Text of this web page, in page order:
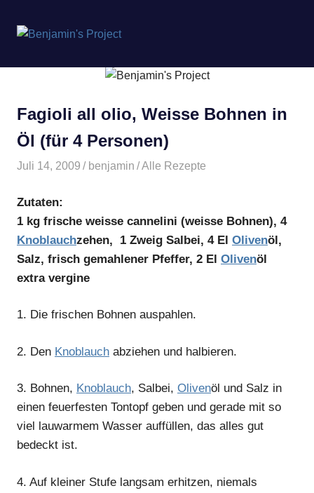
springen
Project
Fagioli all olio, Weisse Bohnen in
Öl (für 4 Personen)
Juli 14, 2009 benjamin Alle Rezepte
Zutaten:
1 kg frische weisse cannelini (weisse Bohnen), 4
Knoblauchzehen, 1 Zweig Salbei, 4 El Olivenöl,
Salz, frisch gemahlener Pfeffer, 2 El Olivenöl
extra vergine
1. Die frischen Bohnen auspahlen.
2. Den Knoblauch abziehen und halbieren.
3. Bohnen, Knoblauch, Salbei, Olivenöl und Salz in
einen feuerfesten Tontopf geben und gerade mit so
viel lauwarmem Wasser auffüllen, das alles gut
bedeckt ist.
4. Auf kleiner Stufe langsam erhitzen, niemals